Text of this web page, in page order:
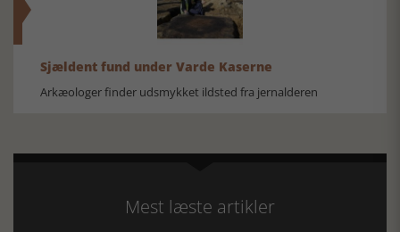
Sjældent fund under Varde Kaserne
Arkæologer finder udsmykket ildsted fra jernalderen
Mest læste artikler